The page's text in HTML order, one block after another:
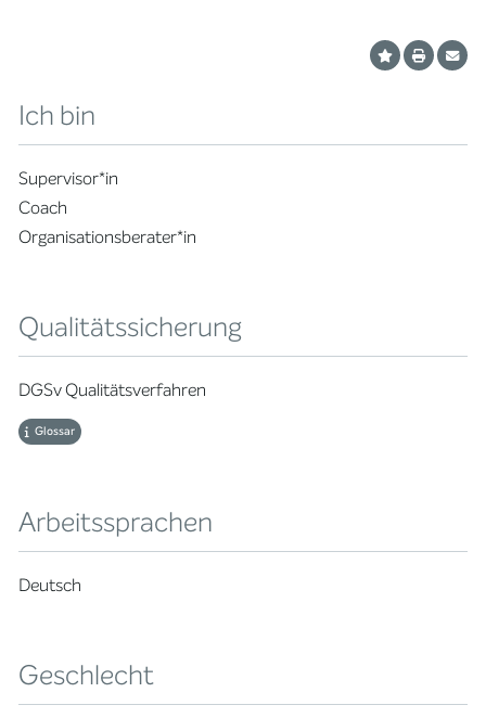
Ich bin
Supervisor*in
Coach
Organisationsberater*in
Qualitätssicherung
DGSv Qualitätsverfahren
Glossar
Arbeitssprachen
Deutsch
Geschlecht